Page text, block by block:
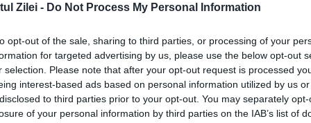
Zilei - Do Not Process My Personal Information
opt-out of the sale, sharing to third parties, or processing of your
for targeted advertising by us, please use the below opt-out
selection. Please note that after your opt-out request is processed
interest-based ads based on personal information utilized by us
to third parties prior to your opt-out. You may separately
of your personal information by third parties on the IAB’s list of
Are palpitații și la antrenamente, dar și
cauza asta și se oprește imediat din ce
imediat. Vă dați seama ce simte dacă s-